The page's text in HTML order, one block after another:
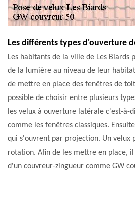
Les différents types d'ouverture
Les habitants de la ville de Les Biards
de la lumière au niveau de leur
de mettre en place des fenêtres de
possible de choisir entre plusieurs
les velux à ouverture latérale c'est-à-
comme les fenêtres classiques.
qui s'ouvrent par projection. Un velux
rotation. Afin de les mettre en place,
d'un couvreur-zingueur comme GW